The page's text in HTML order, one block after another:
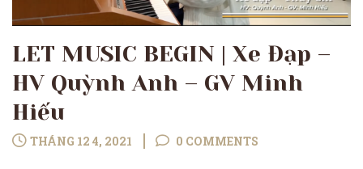
LET MUSIC BEGIN | Xe Đạp –
HV Quỳnh Anh – GV Minh
Hiếu
THÁNG 12 4, 2021 0 COMMENTS